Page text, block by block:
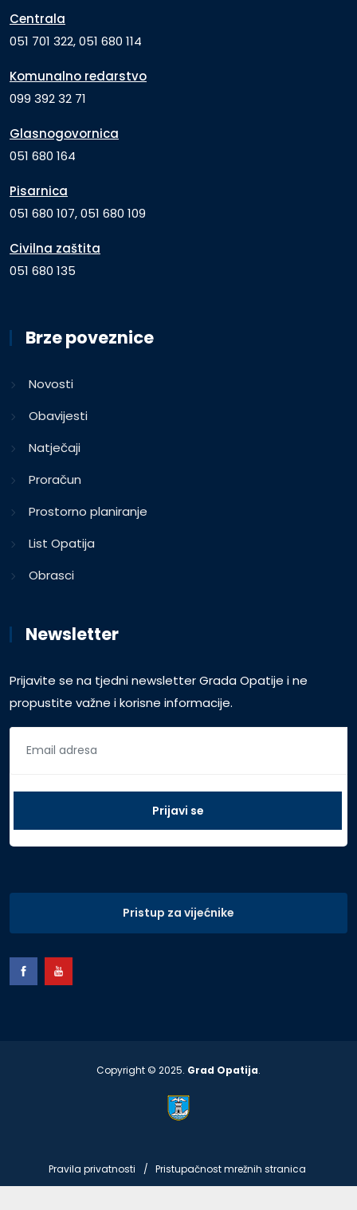
Centrala
051 701 322, 051 680 114
Komunalno redarstvo
099 392 32 71
Glasnogovornica
051 680 164
Pisarnica
051 680 107, 051 680 109
Civilna zaštita
051 680 135
Brze poveznice
Novosti
Obavijesti
Natječaji
Proračun
Prostorno planiranje
List Opatija
Obrasci
Newsletter
Prijavite se na tjedni newsletter Grada Opatije i ne
propustite važne i korisne informacije.
Pristup za vijećnike
Copyright © 2025. Grad Opatija.
Pravila privatnosti Pristupačnost mrežnih stranica